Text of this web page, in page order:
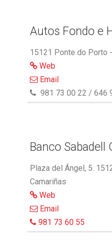
Autos Fondo e
15121 Ponte do Porto
Web
Email
981 73 00 22 / 646
Banco Sabadell
Plaza del Ángel, 5.
Camariñas
Web
Email
981 73 60 55